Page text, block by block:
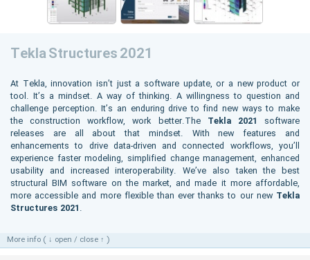
Tekla Structures 2021
At Tekla, innovation isn’t just a software update, or a new product or
tool. It’s a mindset. A way of thinking. A willingness to question and
challenge perception. It’s an enduring drive to find new ways to make
the construction workflow, work better.The Tekla 2021 software
releases are all about that mindset. With new features and
enhancements to drive data-driven and connected workflows, you’ll
experience faster modeling, simplified change management, enhanced
usability and increased interoperability. We’ve also taken the best
structural BIM software on the market, and made it more affordable,
more accessible and more flexible than ever thanks to our new Tekla
Structures 2021.
More info ( ↓ open / close ↑ )